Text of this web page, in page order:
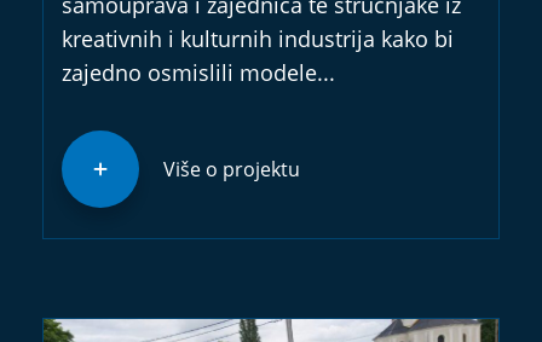
kreativnih i kulturnih industrija kako bi
zajedno osmislili modele...
Više o projektu